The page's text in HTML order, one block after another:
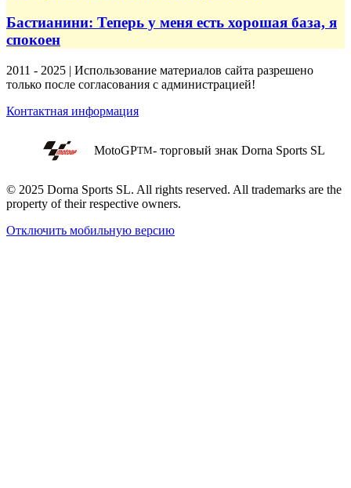
Бастианини: Теперь у меня есть хорошая база, я
спокоен
2011 - 2025 | Использование материалов сайта разрешено
только после согласования с администрацией!
Контактная информация
MotoGPTM- торговый знак Dorna Sports SL
© 2025 Dorna Sports SL. All rights reserved. All trademarks are the
property of their respective owners.
Отключить мобильную версию